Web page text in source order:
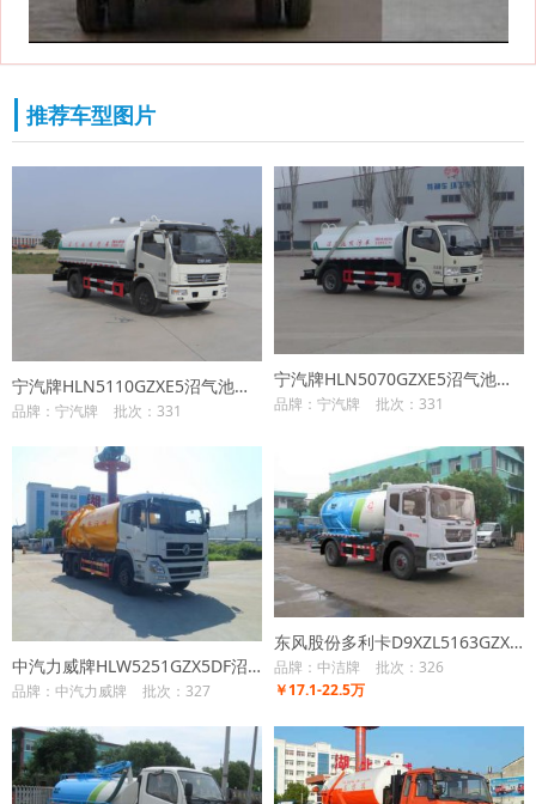
推荐车型图片
宁汽牌HLN5110GZXE5沼气池吸污车
品牌：宁汽牌 批次：331
宁汽牌HLN5070GZXE5沼气池吸污车
品牌：宁汽牌 批次：331
中汽力威牌HLW5251GZX5DF沼气池吸污车
品牌：中汽力威牌 批次：327
东风股份多利卡D9XZL5163GZX5沼气池吸污车
品牌：中洁牌
批次：326
￥17.1-22.5万